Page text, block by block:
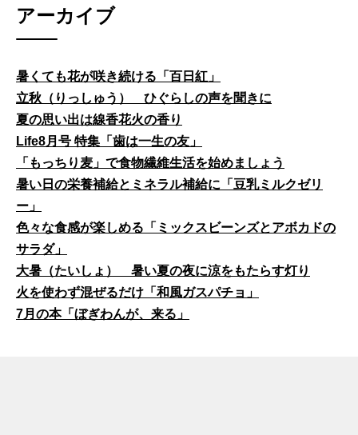
アーカイブ
暑くても花が咲き続ける「百日紅」
立秋（りっしゅう） ひぐらしの声を聞きに
夏の思い出は線香花火の香り
Life8月号 特集「歯は一生の友」
「もっちり麦」で食物繊維生活を始めましょう
暑い日の栄養補給とミネラル補給に「豆乳ミルクゼリ
ー」
色々な食感が楽しめる「ミックスビーンズとアボカドの
サラダ」
大暑（たいしょ） 暑い夏の夜に涼をもたらす灯り
火を使わず混ぜるだけ「和風ガスパチョ」
7月の本「ぼぎわんが、来る」